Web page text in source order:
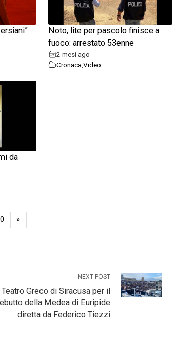
Noto, lite per pascolo finisce a
fuoco: arrestato 53enne
2 mesi ago
Cronaca Video
da
»
NEXT POST
Teatro Greco di Siracusa per il
della Medea di Euripide
diretta da Federico Tiezzi